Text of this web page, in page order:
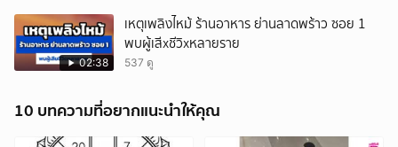
02:38
เหตุเพลิงไหม้ ร้านอาหาร ย่านลาดพร้าว ซอย 1
พบผู้เสีxชีวิxหลายราย
537 ดู
10 บทความที่อยากแนะนำให้คุณ